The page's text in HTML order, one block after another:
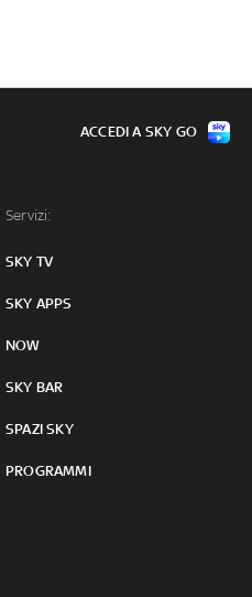
Servizi:
SKY TV
SKY APPS
NOW
SKY BAR
SPAZI SKY
PROGRAMMI
ACCEDI A SKY GO